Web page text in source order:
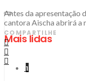
Mais lidas
1
Antes da apresentação
cantora Aischa abrirá a
COMPARTILHE